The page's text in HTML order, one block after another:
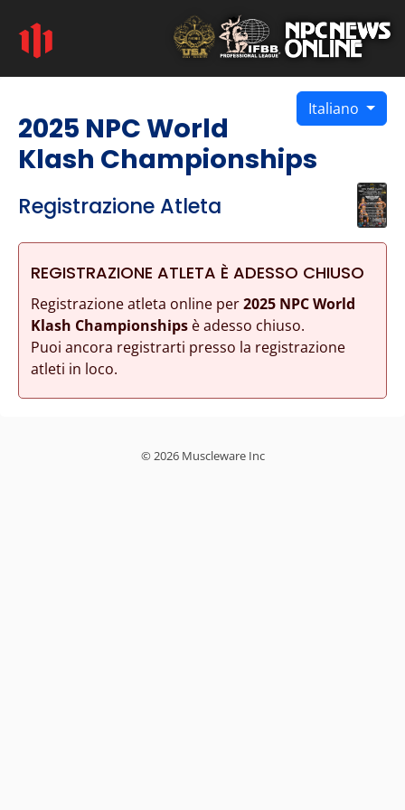
Italiano
2025 NPC World
Klash Championships
Registrazione Atleta
REGISTRAZIONE ATLETA È ADESSO CHIUSO
Registrazione atleta online per2025 NPC World
Klash Championshipsè adesso chiuso.
Puoi ancora registrarti presso la registrazione
atleti in loco.
© 2026 Muscleware Inc